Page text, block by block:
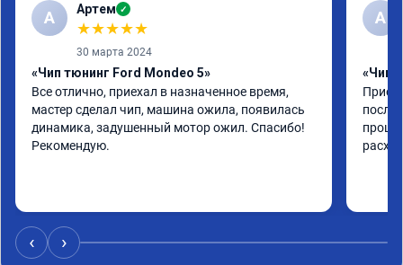
А Артем ✓
★★★★★
30 марта 2024
«Чип тюнинг Ford Mondeo 5»
Все отлично, приехал в назначенное время,
мастер сделал чип, машина ожила, появилась
динамика, задушенный мотор ожил. Спасибо!
Рекомендую.
А
«Чип
после
‹ ›